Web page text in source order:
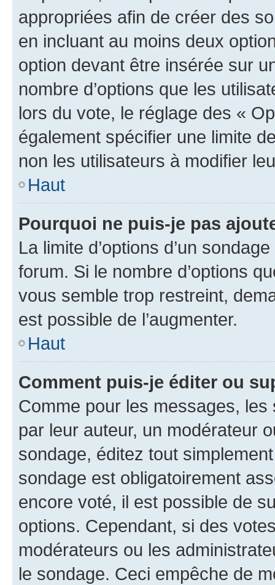
appropriées afin de créer des
en incluant au moins deux
option devant être insérée sur
nombre d’options que les
lors du vote, le réglage des «
également spécifier une limite
non les utilisateurs à modifier
Haut
Pourquoi ne puis-je pas
La limite d’options d’un
forum. Si le nombre d’options
vous semble trop restreint,
est possible de l’augmenter.
Haut
Comment puis-je éditer ou
Comme pour les messages,
par leur auteur, un modérateur
sondage, éditez tout
sondage est obligatoirement
encore voté, il est possible de
options. Cependant, si des
modérateurs ou les
le sondage. Ceci empêche de